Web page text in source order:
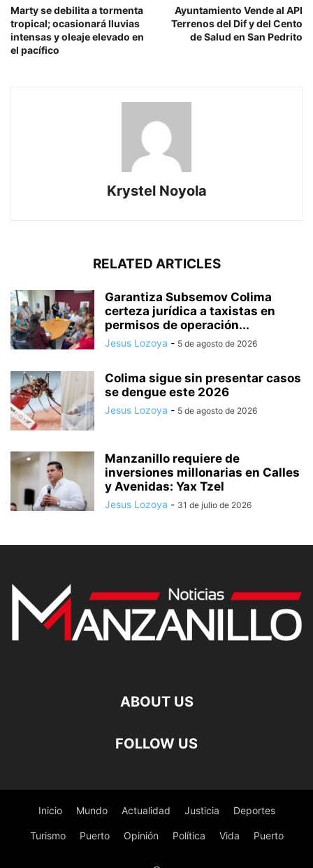
Marty se debilita a tormenta
tropical; ocasionará lluvias
intensas y oleaje elevado en
el pacífico
Ayuntamiento Vende al API
Terrenos del Dif y del Cento
de Salud en San Pedrito
Krystel Noyola
RELATED ARTICLES
Garantiza Subsemov Colima
certeza jurídica a taxistas en
permisos de operación...
Jesus Lozoya - 5 de agosto de 2026
Colima sigue sin presentar casos
se dengue este 2026
Jesus Lozoya - 5 de agosto de 2026
Manzanillo requiere de
inversiones millonarias en Calles
y Avenidas: Yax Tzel
Jesus Lozoya - 31 de julio de 2026
ABOUT US
FOLLOW US
Inicio Mundo Actualidad Justicia Deportes
Turismo Puerto Opinión Política Vida Puerto